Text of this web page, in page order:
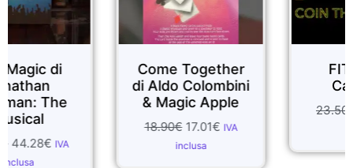
Come Together
di Aldo Colombini
& Magic Apple
€ IVA
FIT di Paul
21.15€ IVA